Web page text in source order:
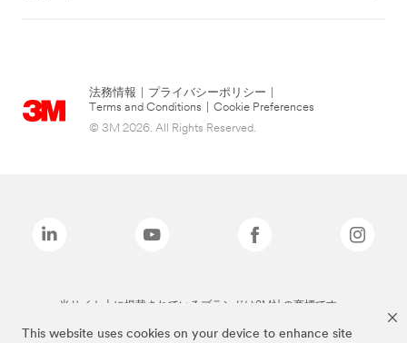
This website uses cookies on your device to enhance site
法務情報 プライバシーポリシー
Terms and Conditions
Cookie Preferences
© 3M 2026. All Rights Reserved.
当サイト上に掲載されているブランドは3M社の商標です。